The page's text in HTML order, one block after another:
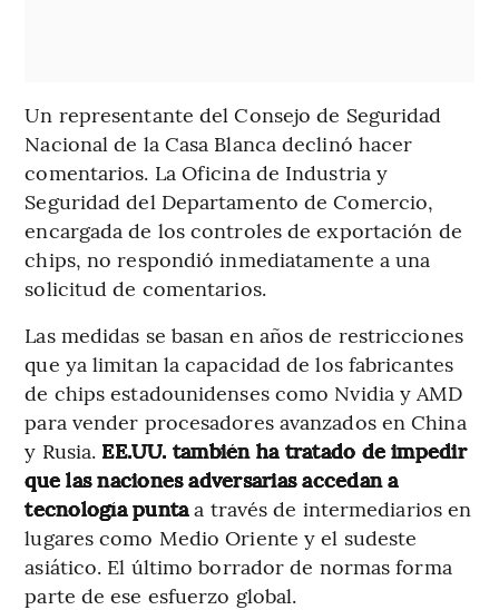
Un representante del Consejo de Seguridad
Nacional de la Casa Blanca declinó hacer
comentarios. La Oficina de Industria y
Seguridad del Departamento de Comercio,
encargada de los controles de exportación de
chips, no respondió inmediatamente a una
solicitud de comentarios.
Las medidas se basan en años de restricciones
que ya limitan la capacidad de los fabricantes
de chips estadounidenses como Nvidia y AMD
para vender procesadores avanzados en China
y Rusia. EE.UU. también ha tratado de impedir
que las naciones adversarias accedan a
tecnología puntaa través de intermediarios en
lugares como Medio Oriente y el sudeste
asiático. El último borrador de normas forma
parte de ese esfuerzo global.